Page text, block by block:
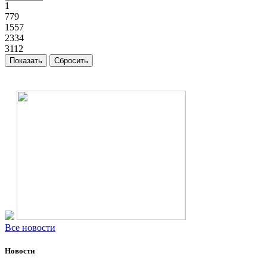
1
779
1557
2334
3112
Все новости
Новости